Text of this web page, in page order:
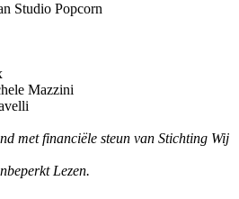
Studio Popcorn
Mazzini
met financiële steun van Stichting Wij
Lezen.